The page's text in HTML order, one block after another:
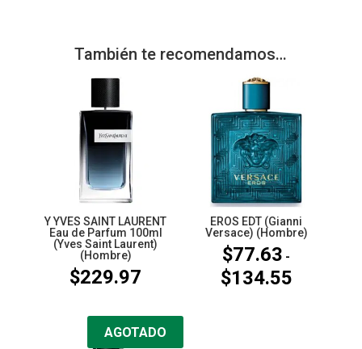
También te recomendamos…
Y YVES SAINT LAURENT
Eau de Parfum 100ml
(Yves Saint Laurent)
(Hombre)
$229.97
EROS EDT (Gianni
Versace) (Hombre)
$77.63 -
$134.55Rango
AGOTADO